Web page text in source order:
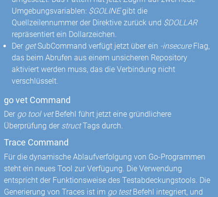
Umgebungsvariablen: $GOLINEgibt die
Quellzeilennummer der Direktive zurück und $DOLLAR
repräsentiert ein Dollarzeichen.
Der getSubCommand verfügt jetzt über ein -insecureFlag,
das beim Abrufen aus einem unsicheren Repository
aktiviert werden muss, das die Verbindung nicht
verschlüsselt.
go vet Command
Der go tool vetBefehl führt jetzt eine gründlichere
Überprüfung der structTags durch.
Trace Command
Für die dynamische Ablaufverfolgung von Go-Programmen
steht ein neues Tool zur Verfügung. Die Verwendung
entspricht der Funktionsweise des Testabdeckungstools. Die
Generierung von Traces ist im go testBefehl integriert, und